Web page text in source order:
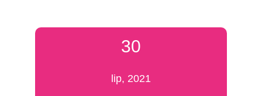
30
lip, 2021